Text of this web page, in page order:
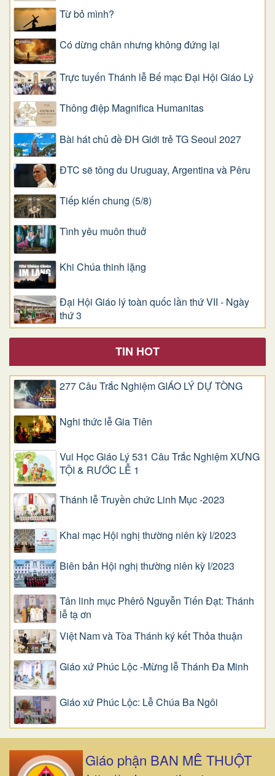
Từ bỏ mình?
Có dừng chân nhưng không đứng lại
Trực tuyến Thánh lễ Bế mạc Đại Hội Giáo Lý
Thông điệp Magnifica Humanitas
Bài hát chủ đề ĐH Giới trẻ TG Seoul 2027
ĐTC sẽ tông du Uruguay, Argentina và Pêru
Tiếp kiến chung (5/8)
Tình yêu muôn thuở
Khi Chúa thinh lặng
Đại Hội Giáo lý toàn quốc lần thứ VII - Ngày
thứ 3
TIN HOT
277 Câu Trắc Nghiệm GIÁO LÝ DỰ TÒNG
Nghi thức lễ Gia Tiên
Vui Học Giáo Lý 531 Câu Trắc Nghiệm XƯNG
TỘI & RƯỚC LỄ 1
Thánh lễ Truyền chức Linh Mục -2023
Khai mạc Hội nghị thường niên kỳ I/2023
Biên bản Hội nghị thường niên kỳ I/2023
Tân linh mục Phêrô Nguyễn Tiến Đạt: Thánh
lễ tạ ơn
Việt Nam và Tòa Thánh ký kết Thỏa thuận
Giáo xứ Phúc Lộc -Mừng lễ Thánh Đa Minh
Giáo xứ Phúc Lộc: Lễ Chúa Ba Ngôi
Giáo phận BAN MÊ THUỘT